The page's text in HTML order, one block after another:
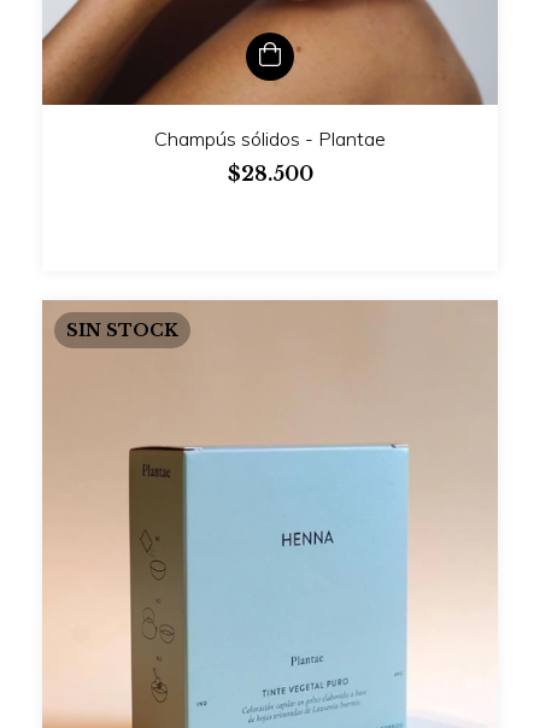
Champús sólidos - Plantae
$28.500
SIN STOCK